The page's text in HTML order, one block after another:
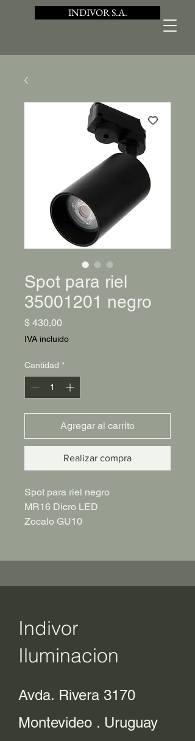
INDIVOR S.A.
Spot para riel
35001201 negro
$ 430,00Precio
IVA incluido
Cantidad *
Agregar al carrito
Realizar compra
Spot para riel negro
MR16 Dicro LED
Zocalo GU10
Indivor
Iluminacion
Avda. Rivera 3170
Montevideo . Uruguay